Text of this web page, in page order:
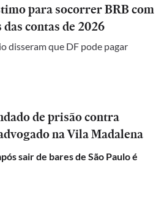
para socorrer BRB com
contas de 2026
disseram que DF pode pagar
de prisão contra
na Vila Madalena
sair de bares de São Paulo é